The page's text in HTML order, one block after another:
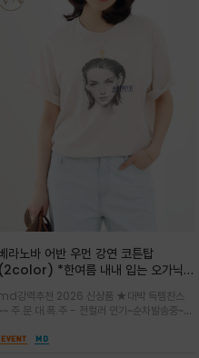
라노바 어반 우먼 강연 코튼탑
(2color) *한여름 내내 입는 오가닉
크 (Line Work) & 스케치/감각적
인 아트워크 프린트가 시선을 끄는 루즈
핏 강연티셔츠
강력추천 2026 신상품 ★대박 득템찬스
주.문.대.폭.주 - 전컬러 인기~순차발송중~★
한 착용감을 선사하며, 자연스럽게 떨어지는 실루